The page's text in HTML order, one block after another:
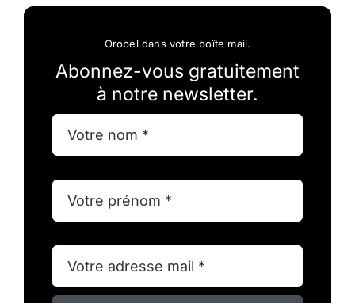
Orobel dans votre boîte mail.
Abonnez-vous gratuitement
à notre newsletter.